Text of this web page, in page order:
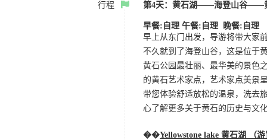
行程
第4天：黄石湖——海登山谷——
早餐: 自理 午餐:自理 晚餐:自理
早上从东门出发，导游将带大家
不久就到了海登山谷，这是位于
黄石公园最壮丽、最华美的景色
的黄石艺术家点，艺术家点美景
带您体验舒适放松的温泉，洗去
心了解更多关于黄石的历史与文
��Yellowstone lake 黄石湖
（